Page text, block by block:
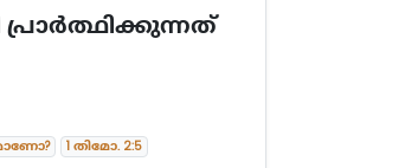
1 തിമോ. 2:5